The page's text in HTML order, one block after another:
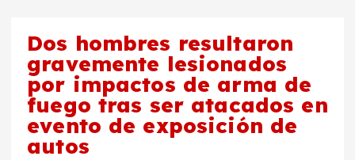
Dos hombres resultaron
gravemente lesionados
por impactos de arma de
fuego tras ser atacados en
evento de exposición de
autos